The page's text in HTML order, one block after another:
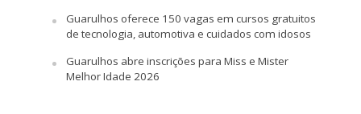
Guarulhos oferece 150 vagas em cursos gratuitos
de tecnologia, automotiva e cuidados com idosos
Guarulhos abre inscrições para Miss e Mister
Melhor Idade 2026